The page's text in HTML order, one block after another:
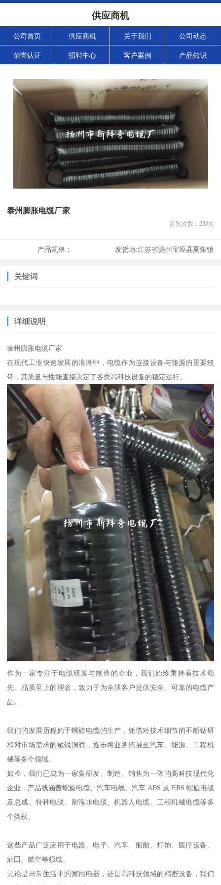
供应商机
公司首页 供应商机 关于我们 公司动态
荣誉认证 招聘中心 客户案例 产品知识
泰州膨胀电缆厂家
浏览次数： 238次
产品规格： 发货地:江苏省扬州宝应县夏集镇
关键词
详细说明
泰州膨胀电缆厂家
在现代工业快速发展的浪潮中，电缆作为连接设备与能源的重要纽
带，其质量与性能直接决定了各类高科技设备的稳定运行。
作为一家专注于电缆研发与制造的企业，我们始终秉持着技术领
先、品质至上的理念，致力于为全球客户提供安全、可靠的电缆产
品。
我们的发展历程始于螺旋电缆的生产，凭借对技术细节的不断钻研
和对市场需求的敏锐洞察，逐步将业务拓展至汽车、能源、工程机
械等多个领域。
如今，我们已成为一家集研发、制造、销售为一体的高科技现代化
企业，产品线涵盖螺旋电缆、汽车电线、汽车 ABS 及 EBS 螺旋电缆
及总成、特种电缆、耐海水电缆、机器人电缆、工程机械电缆等多
个类别。
这些产品广泛应用于电器、电子、汽车、船舶、灯饰、医疗设备、
油田、航空等领域。
无论是日常生活中的家用电器，还是高科技领域的精密设备，我们